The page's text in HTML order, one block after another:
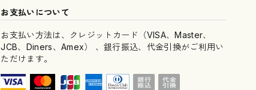
お支払いについて
お支払い方法は、クレジットカード（VISA、Master、
JCB、Diners、Amex） 、銀行振込、代金引換がご利用い
ただけます。